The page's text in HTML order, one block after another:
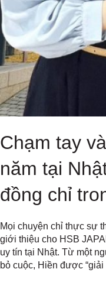
Chạm tay
năm tại
đồng chỉ
Mọi chuyện chỉ thực sự
giới thiệu cho HSB
uy tín tại Nhật. Từ một
bỏ cuộc, Hiền được